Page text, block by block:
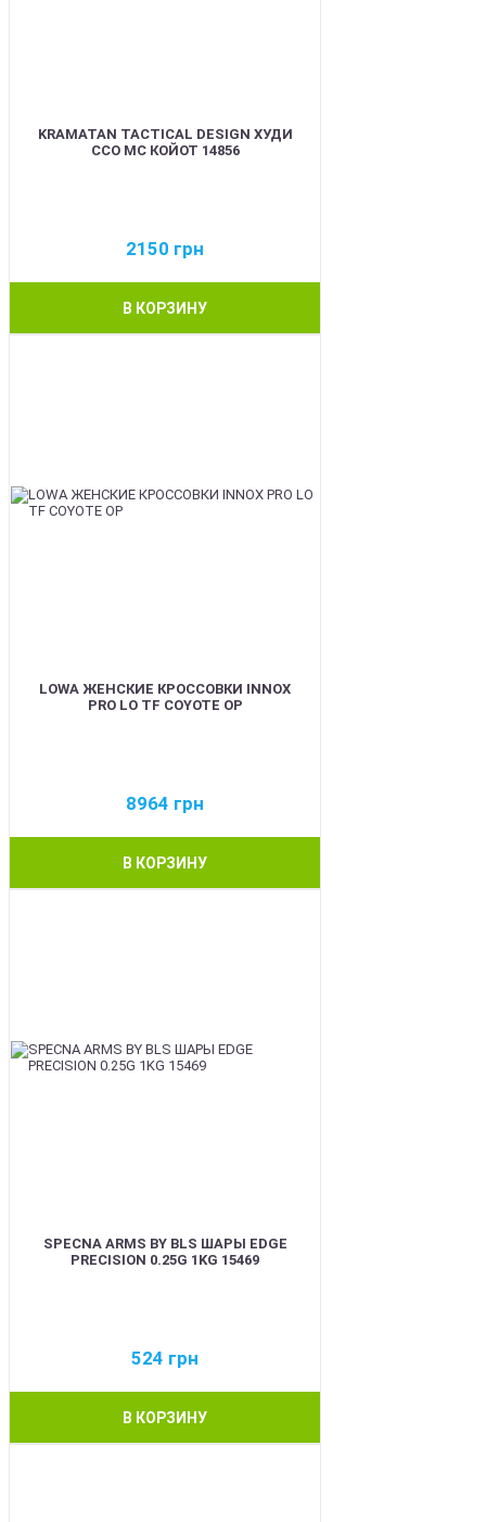
KRAMATAN TACTICAL DESIGN ХУДИ
ССО МС КОЙОТ 14856
2150 грн
В КОРЗИНУ
LOWA ЖЕНСКИЕ КРОССОВКИ INNOX
PRO LO TF COYOTE OP
8964 грн
В КОРЗИНУ
SPECNA ARMS BY BLS ШАРЫ EDGE
PRECISION 0.25G 1KG 15469
524 грн
В КОРЗИНУ